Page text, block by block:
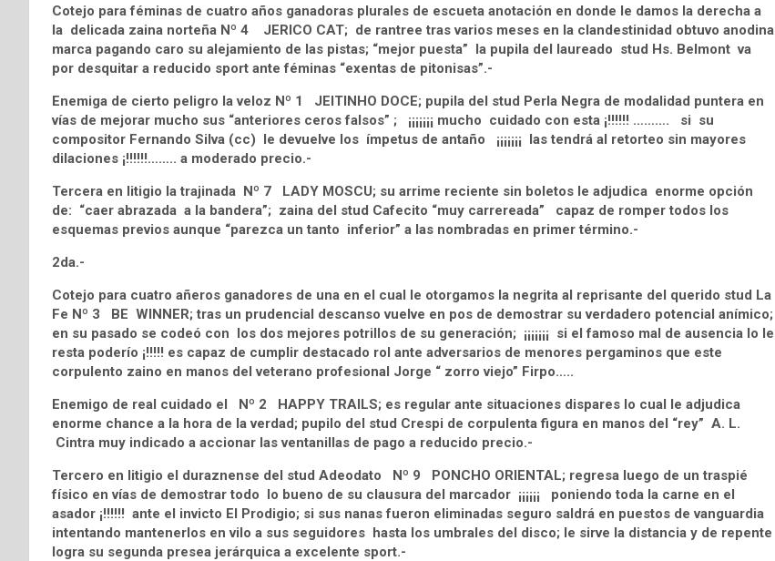
Cotejo para féminas de cuatro años ganadoras plurales de escueta anotación en donde le damos la derecha a
la delicada zaina norteña Nº 4 JERICO CAT; de rantree tras varios meses en la clandestinidad obtuvo anodina
marca pagando caro su alejamiento de las pistas; “mejor puesta” la pupila del laureado stud Hs. Belmont va
por desquitar a reducido sport ante féminas “exentas de pitonisas”.-
Enemiga de cierto peligro la veloz Nº 1 JEITINHO DOCE; pupila del stud Perla Negra de modalidad puntera en
vías de mejorar mucho sus “anteriores ceros falsos” ; ¡¡¡¡¡¡¡ mucho cuidado con esta ¡!!!!!! ………. si su
compositor Fernando Silva (cc) le devuelve los ímpetus de antaño ¡¡¡¡¡¡¡ las tendrá al retorteo sin mayores
dilaciones ¡!!!!!!…….. a moderado precio.-
Tercera en litigio la trajinada Nº 7 LADY MOSCU; su arrime reciente sin boletos le adjudica enorme opción
de: “caer abrazada a la bandera”; zaina del stud Cafecito “muy carrereada” capaz de romper todos los
esquemas previos aunque “parezca un tanto inferior” a las nombradas en primer término.-
2da.-
Cotejo para cuatro añeros ganadores de una en el cual le otorgamos la negrita al reprisante del querido stud La
Fe Nº 3 BE WINNER; tras un prudencial descanso vuelve en pos de demostrar su verdadero potencial anímico;
en su pasado se codeó con los dos mejores potrillos de su generación; ¡¡¡¡¡¡¡ si el famoso mal de ausencia lo le
resta poderío ¡!!!!! es capaz de cumplir destacado rol ante adversarios de menores pergaminos que este
corpulento zaino en manos del veterano profesional Jorge “ zorro viejo” Firpo…..
Enemigo de real cuidado el Nº 2 HAPPY TRAILS; es regular ante situaciones dispares lo cual le adjudica
enorme chance a la hora de la verdad; pupilo del stud Crespi de corpulenta figura en manos del “rey” A. L.
Cintra muy indicado a accionar las ventanillas de pago a reducido precio.-
Tercero en litigio el duraznense del stud Adeodato Nº 9 PONCHO ORIENTAL; regresa luego de un traspié
físico en vías de demostrar todo lo bueno de su clausura del marcador ¡¡¡¡¡¡ poniendo toda la carne en el
asador ¡!!!!!! ante el invicto El Prodigio; si sus nanas fueron eliminadas seguro saldrá en puestos de vanguardia
intentando mantenerlos en vilo a sus seguidores hasta los umbrales del disco; le sirve la distancia y de repente
logra su segunda presea jerárquica a excelente sport.-